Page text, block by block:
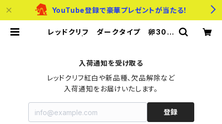
YouTube登録で豪華プレゼントが当たる！
レッドクリフ ダークタイプ 卵30個
入荷通知を受け取る
レッドクリフ紅白や新品種、欠品解除など
入荷通知をお届けいたします。
登録